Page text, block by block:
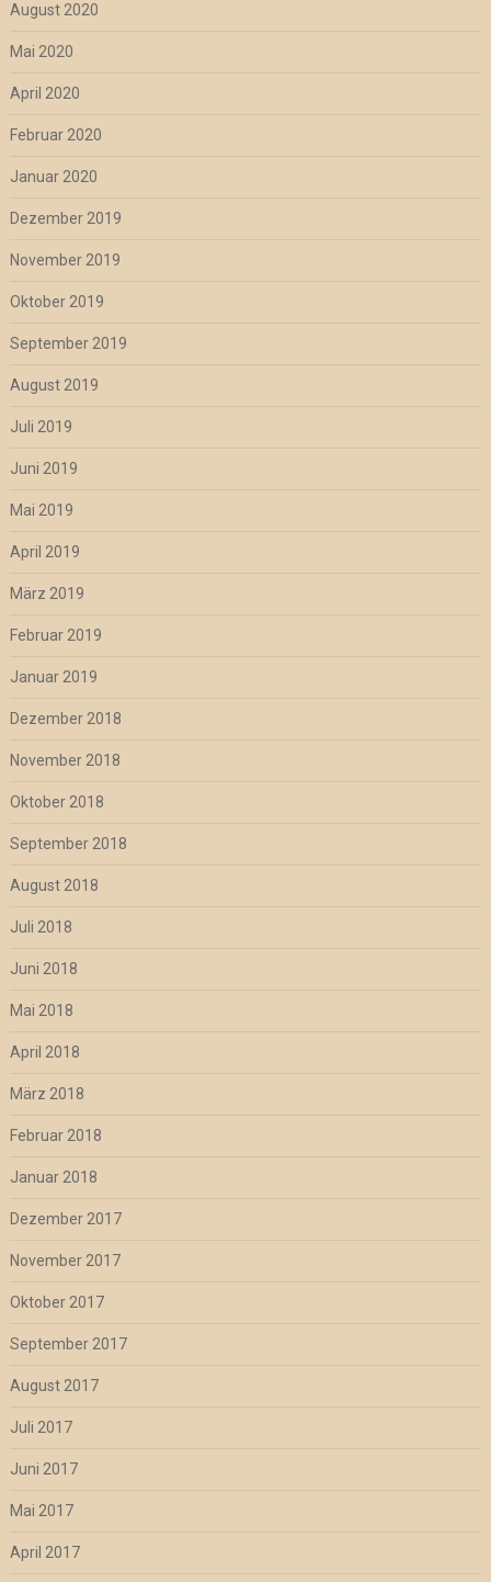
August 2020
Mai 2020
April 2020
Februar 2020
Januar 2020
Dezember 2019
November 2019
Oktober 2019
September 2019
August 2019
Juli 2019
Juni 2019
Mai 2019
April 2019
März 2019
Februar 2019
Januar 2019
Dezember 2018
November 2018
Oktober 2018
September 2018
August 2018
Juli 2018
Juni 2018
Mai 2018
April 2018
März 2018
Februar 2018
Januar 2018
Dezember 2017
November 2017
Oktober 2017
September 2017
August 2017
Juli 2017
Juni 2017
Mai 2017
April 2017